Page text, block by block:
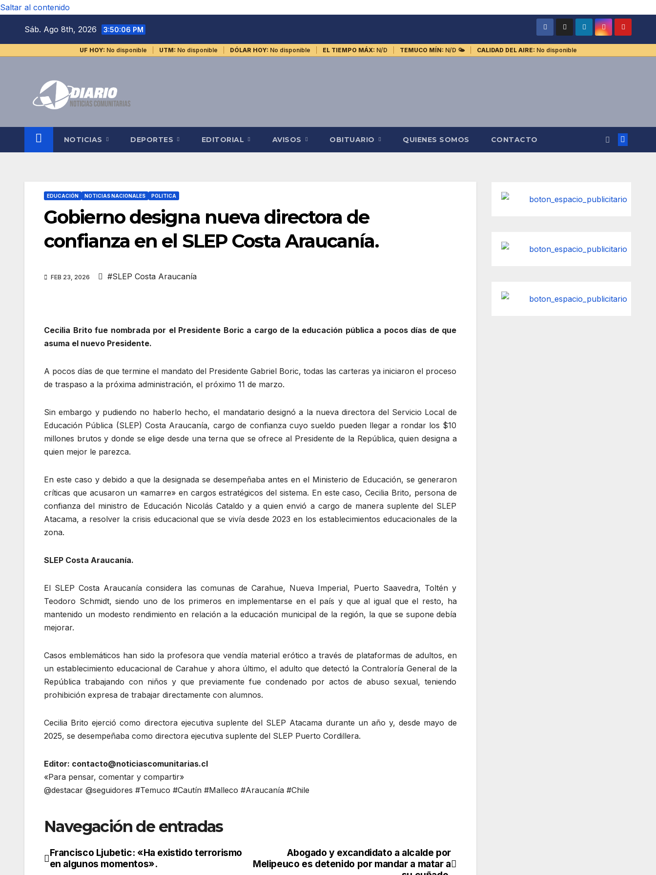
Saltar al contenido
Sáb. Ago 8th, 2026 3:50:06 PM
UF HOY: No disponible UTM: No disponible DÓLAR HOY: No disponible EL TIEMPO MÁX: N/D TEMUCO MÍN: N/D 🌤️ CALIDAD DEL AIRE: No disponible
NOTICIAS DEPORTES EDITORIAL AVISOS OBITUARIO QUIENES SOMOS CONTACTO
EDUCACIÓN NOTICIAS NACIONALES POLITICA
Gobierno designa nueva directora de
confianza en el SLEP Costa Araucanía.
FEB 23, 2026 #SLEP Costa Araucanía
Cecilia Brito fue nombrada por el Presidente Boric a cargo de la educación pública a pocos días de que
asuma el nuevo Presidente.
A pocos días de que termine el mandato del Presidente Gabriel Boric, todas las carteras ya iniciaron el proceso
de traspaso a la próxima administración, el próximo 11 de marzo.
Sin embargo y pudiendo no haberlo hecho, el mandatario designó a la nueva directora del Servicio Local de
Educación Pública (SLEP) Costa Araucanía, cargo de confianza cuyo sueldo pueden llegar a rondar los $10
millones brutos y donde se elige desde una terna que se ofrece al Presidente de la República, quien designa a
quien mejor le parezca.
En este caso y debido a que la designada se desempeñaba antes en el Ministerio de Educación, se generaron
críticas que acusaron un «amarre» en cargos estratégicos del sistema. En este caso, Cecilia Brito, persona de
confianza del ministro de Educación Nicolás Cataldo y a quien envió a cargo de manera suplente del SLEP
Atacama, a resolver la crisis educacional que se vivía desde 2023 en los establecimientos educacionales de la
zona.
SLEP Costa Araucanía.
El SLEP Costa Araucanía considera las comunas de Carahue, Nueva Imperial, Puerto Saavedra, Toltén y
Teodoro Schmidt, siendo uno de los primeros en implementarse en el país y que al igual que el resto, ha
mantenido un modesto rendimiento en relación a la educación municipal de la región, la que se supone debía
mejorar.
Casos emblemáticos han sido la profesora que vendía material erótico a través de plataformas de adultos, en
un establecimiento educacional de Carahue y ahora último, el adulto que detectó la Contraloría General de la
República trabajando con niños y que previamente fue condenado por actos de abuso sexual, teniendo
prohibición expresa de trabajar directamente con alumnos.
Cecilia Brito ejerció como directora ejecutiva suplente del SLEP Atacama durante un año y, desde mayo de
2025, se desempeñaba como directora ejecutiva suplente del SLEP Puerto Cordillera.
Editor: contacto@noticiascomunitarias.cl
«Para pensar, comentar y compartir»
@destacar @seguidores #Temuco #Cautín #Malleco #Araucanía #Chile
Navegación de entradas
Abogado y excandidato a alcalde por
Melipeuco es detenido por mandar a matar a
Francisco Ljubetic: «Ha existido terrorismo
en algunos momentos».